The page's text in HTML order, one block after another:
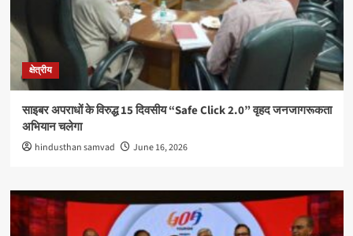
क्षेत्रीय
साइबर अपराधों के विरुद्ध 15 दिवसीय “Safe Click 2.0” वृहद जनजागरूकता
अभियान चलेगा
hindusthan samvad June 16, 2026